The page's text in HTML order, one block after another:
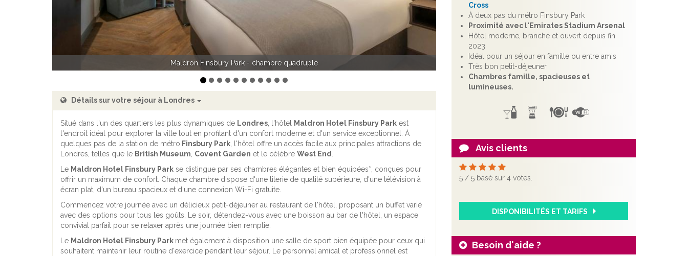
Cross
À deux pas du métro Finsbury Park
Proximité avec l'Emirates Stadium Arsenal
Hôtel moderne, branché et ouvert depuis fin
2023
Idéal pour un séjour en famille ou entre amis
Très bon petit-déjeuner
Chambres famille, spacieuses et
lumineuses.
Avis clients
5 / 5 basé sur 4 votes.
DISPONIBILITÉS ET TARIFS
Besoin d'aide ?
chambre double
Détails sur votre séjour à Londres
Situé dans l'un des quartiers les plus dynamiques de Londres, l'hôtel Maldron Hotel Finsbury Park est
l'endroit idéal pour explorer la ville tout en profitant d'un confort moderne et d'un service exceptionnel. À
quelques pas de la station de métro Finsbury Park, l'hôtel offre un accès facile aux principales attractions de
Londres, telles que le British Museum, Covent Garden et le célèbre West End.
Le Maldron Hotel Finsbury Park se distingue par ses chambres élégantes et bien équipées*, conçues pour
offrir un maximum de confort. Chaque chambre dispose d'une literie de qualité supérieure, d'une télévision à
écran plat, d'un bureau spacieux et d'une connexion Wi-Fi gratuite.
Commencez votre journée avec un délicieux petit-déjeuner au restaurant de l'hôtel, proposant un buffet varié
avec des options pour tous les goûts. Le soir, détendez-vous avec une boisson au bar de l'hôtel, un espace
convivial parfait pour se relaxer après une journée bien remplie.
Le Maldron Hotel Finsbury Park met également à disposition une salle de sport bien équipée pour ceux qui
souhaitent maintenir leur routine d'exercice pendant leur séjour. Le personnel amical et professionnel est